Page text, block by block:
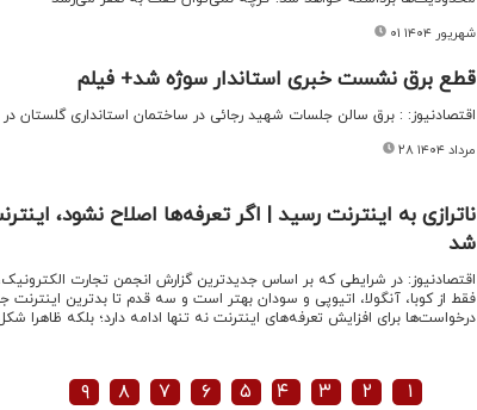
۰۱ شهریور ۱۴۰۴
قطع برق نشست خبری استاندار سوژه شد+ فیلم
اقتصادنیوز: : برق سالن جلسات شهید رجائی در ساختمان استانداری گلستان
۲۸ مرداد ۱۴۰۴
شد
اقتصادنیوز: در شرایطی که بر اساس جدیدترین گزارش انجمن تجارت
درخواست‌ها برای افزایش تعرفه‌های اینترنت نه تنها ادامه دارد؛ بلکه ظاهرا
۱ ۲ ۳ ۴ ۵ ۶ ۷ ۸ ۹